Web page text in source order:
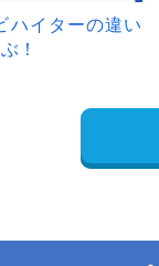
ハイターの違い
！